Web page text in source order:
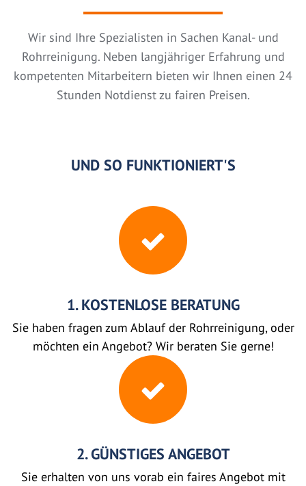
Wir sind Ihre Spezialisten in Sachen Kanal- und
Rohrreinigung. Neben langjähriger Erfahrung und
kompetenten Mitarbeitern bieten wir Ihnen einen 24
Stunden Notdienst zu fairen Preisen.
UND SO FUNKTIONIERT'S
1. KOSTENLOSE BERATUNG
Sie haben fragen zum Ablauf der Rohrreinigung, oder
möchten ein Angebot? Wir beraten Sie gerne!
2. GÜNSTIGES ANGEBOT
Sie erhalten von uns vorab ein faires Angebot mit